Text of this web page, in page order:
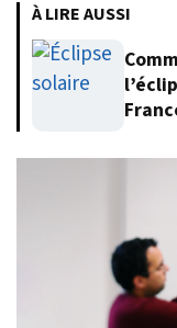
À LIRE AUSSI